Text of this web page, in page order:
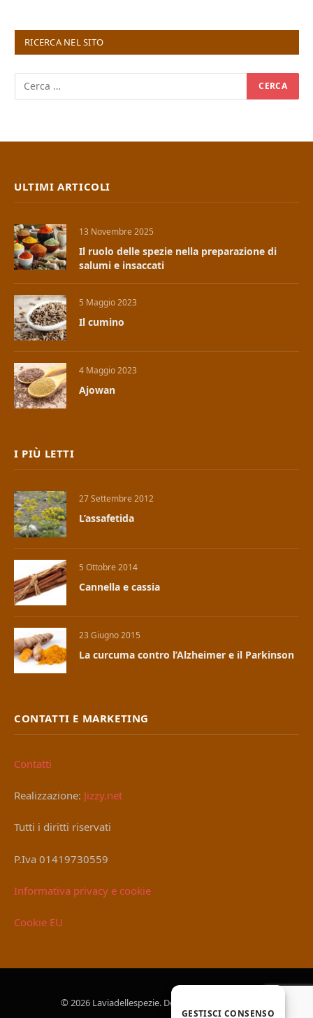
RICERCA NEL SITO
ULTIMI ARTICOLI
13 Novembre 2025
Il ruolo delle spezie nella preparazione di
salumi e insaccati
5 Maggio 2023
Il cumino
4 Maggio 2023
Ajowan
I PIÙ LETTI
27 Settembre 2012
L’assafetida
5 Ottobre 2014
Cannella e cassia
23 Giugno 2015
La curcuma contro l’Alzheimer e il Parkinson
CONTATTI E MARKETING
Contatti
Realizzazione: Jizzy.net
Tutti i diritti riservati
P.Iva 01419730559
Informativa privacy e cookie
Cookie EU
© 2026 Laviadellespezie. Designed by
GESTISCI CONSENSO